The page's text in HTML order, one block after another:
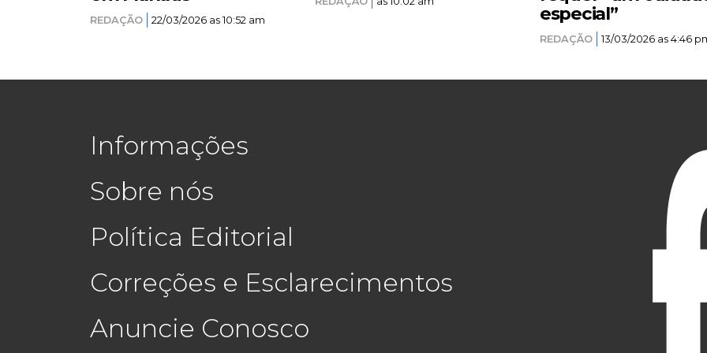
REDAÇÃO 22/03/2026 as 10:52 am
especial”
REDAÇÃO 13/03/2026 as 4:46
Informações
Sobre nós
Política Editorial
Correções e Esclarecimentos
Anuncie Conosco